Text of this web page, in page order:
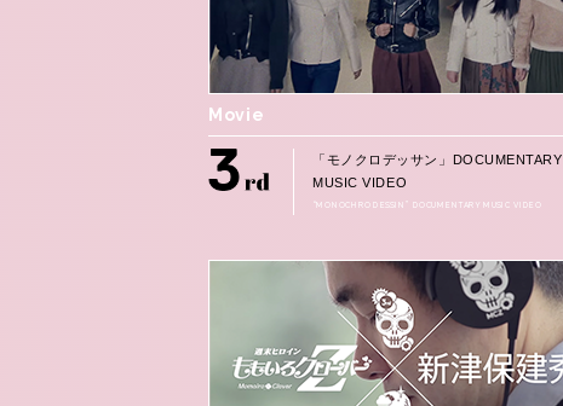
Movie
「モノクロデッサン」DOCUMENTARY
MUSIC VIDEO
“MONOCHRO DESSIN” DOCUMENTARY MUSIC VIDEO